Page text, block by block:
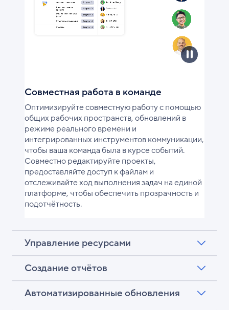
Совместная работа в команде
Оптимизируйте совместную работу с помощью
общих рабочих пространств, обновлений в
режиме реального времени и
интегрированных инструментов коммуникации,
чтобы ваша команда была в курсе событий.
Совместно редактируйте проекты,
предоставляйте доступ к файлам и
отслеживайте ход выполнения задач на единой
платформе, чтобы обеспечить прозрачность и
подотчётность.
Управление ресурсами
Создание отчётов
Автоматизированные обновления